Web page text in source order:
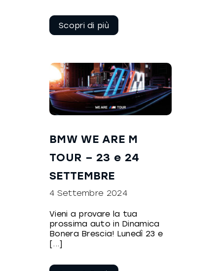
leggere
BMW WE ARE M
TOUR – 23 e 24
SETTEMBRE
4 Settembre 2024
Vieni a provare la tua
prossima auto in Dinamica
Bonera Brescia! Lunedì 23 e
[...]